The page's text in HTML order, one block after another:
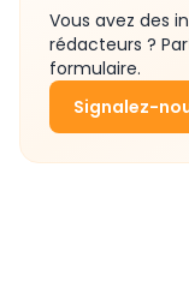
Vous avez des
rédacteurs ?
formulaire.
Signalez-